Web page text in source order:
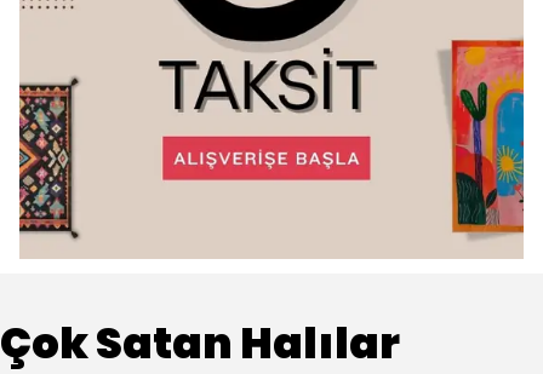
Çok Satan Halılar